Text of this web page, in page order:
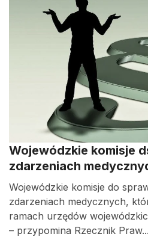
Wojewódzkie komisje
zdarzeniach
Wojewódzkie komisje do
zdarzeniach medycznych,
ramach urzędów
– przypomina Rzecznik Praw...